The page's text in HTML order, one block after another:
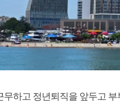
하고 정년퇴직을 앞두고